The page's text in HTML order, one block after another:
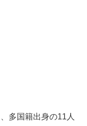
多国籍出身の11人